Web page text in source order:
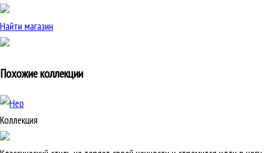
Найти магазин
Похожие коллекции
Коллекция